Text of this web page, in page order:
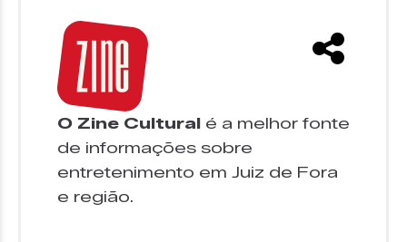
O Zine Cultural é a melhor fonte
de informações sobre
entretenimento em Juiz de Fora
e região.